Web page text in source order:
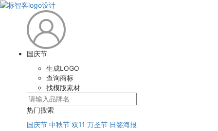
国庆节
生成LOGO
查询商标
找模版素材
热门搜索
国庆节 中秋节 双11 万圣节 日签海报